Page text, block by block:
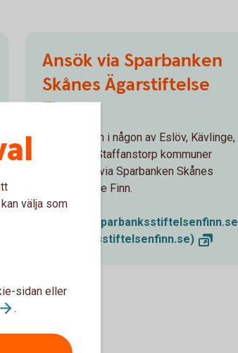
Ansök via Sparbanken
Skånes Ägarstiftelse
Finn
Finns skolan i någon av Eslöv, Kävlinge,
Lund, eller Staffanstorp kommuner
ansöker du via Sparbanken Skånes
Ägarstiftelse Finn.
Ansök på sparbanksstiftelsenfinn.se
(sparbanksstiftelsenfinn.se)
välja som
sidan eller
.